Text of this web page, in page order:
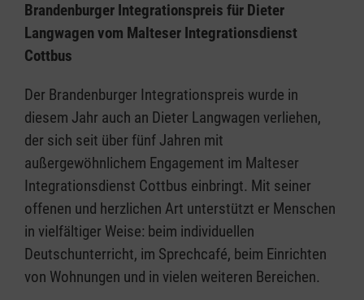
Brandenburger Integrationspreis für Dieter
Langwagen vom Malteser Integrationsdienst
Cottbus
Der Brandenburger Integrationspreis wurde in
diesem Jahr auch an Dieter Langwagen verliehen,
der sich seit über fünf Jahren mit
außergewöhnlichem Engagement im Malteser
Integrationsdienst Cottbus einbringt. Mit seiner
offenen und herzlichen Art unterstützt er Menschen
in vielfältiger Weise: beim individuellen
Deutschunterricht, im Sprechcafé, beim Einrichten
von Wohnungen und in vielen weiteren Bereichen.